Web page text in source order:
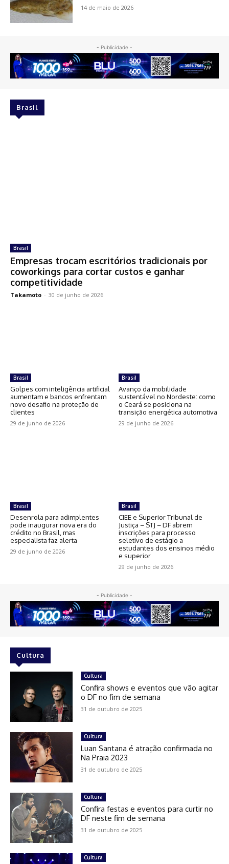
14 de maio de 2026
- Publicidade -
Brasil
Brasil
Empresas trocam escritórios tradicionais por
coworkings para cortar custos e ganhar
competitividade
Takamoto - 30 de junho de 2026
Brasil
Golpes com inteligência artificial
aumentam e bancos enfrentam
novo desafio na proteção de
clientes
29 de junho de 2026
Brasil
Avanço da mobilidade
sustentável no Nordeste: como
o Ceará se posiciona na
transição energética automotiva
29 de junho de 2026
Brasil
Desenrola para adimplentes
pode inaugurar nova era do
crédito no Brasil, mas
especialista faz alerta
29 de junho de 2026
Brasil
CIEE e Superior Tribunal de
Justiça – STJ – DF abrem
inscrições para processo
seletivo de estágio a
estudantes dos ensinos médio
e superior
29 de junho de 2026
- Publicidade -
Cultura
Cultura
Confira shows e eventos que vão agitar
o DF no fim de semana
31 de outubro de 2025
Cultura
Luan Santana é atração confirmada no
Na Praia 2023
31 de outubro de 2025
Cultura
Confira festas e eventos para curtir no
DF neste fim de semana
31 de outubro de 2025
Cultura